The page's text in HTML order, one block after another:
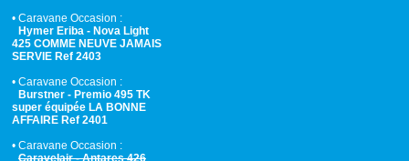
• Caravane Occasion :
Hymer Eriba - Nova Light
425 COMME NEUVE JAMAIS
SERVIE Ref 2403
• Caravane Occasion :
Burstner - Premio 495 TK
super équipée LA BONNE
AFFAIRE Ref 2401
• Caravane Occasion :
Caravelair - Antares 426